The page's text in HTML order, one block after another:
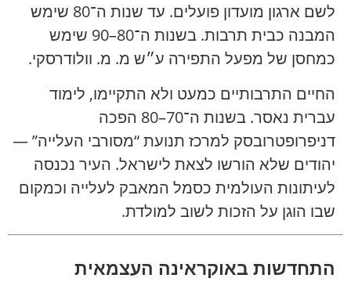
לשם ארגון מועדון פועלים. עד שנות ה־80 שימש
המבנה כבית תרבות. בשנות ה־80–90 שימש
כמחסן של מפעל התפירה ע״ש מ. מ. וולודרסקי.
החיים התרבותיים כמעט ולא התקיימו, לימוד
עברית נאסר. בשנות ה־70–80 הפכה
דניפרופטרובסק למרכז תנועת “מסורבי העלייה” —
יהודים שלא הורשו לצאת לישראל. העיר נכנסה
לעיתונות העולמית כסמל המאבק לעלייה וכמקום
שבו הוגן על הזכות לשוב למולדת.
התחדשות באוקראינה העצמאית